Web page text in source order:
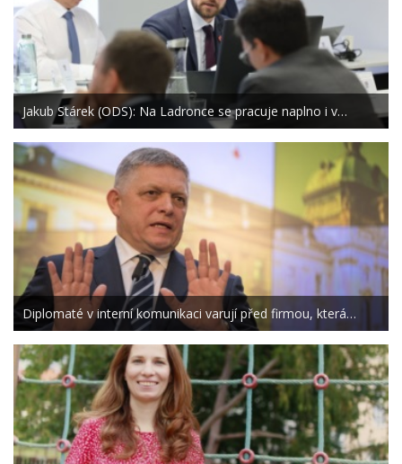
Jakub Stárek (ODS): Na Ladronce se pracuje naplno i v…
Diplomaté v interní komunikaci varují před firmou, která…